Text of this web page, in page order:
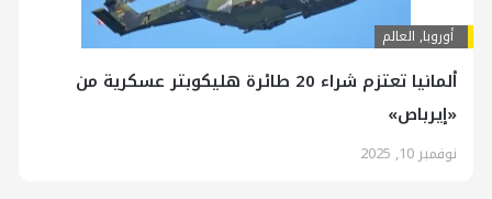
أوروبا, العالم
ألمانيا تعتزم شراء 20 طائرة هليكوبتر عسكرية من
«إيرباص»
نوفمبر 10, 2025